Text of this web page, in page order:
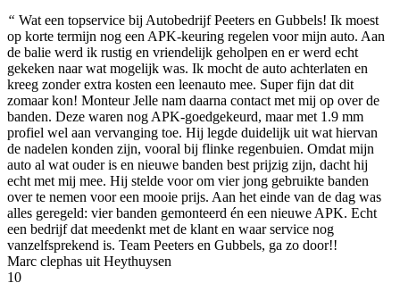
“ Wat een topservice bij Autobedrijf Peeters en Gubbels! Ik moest
op korte termijn nog een APK-keuring regelen voor mijn auto. Aan
de balie werd ik rustig en vriendelijk geholpen en er werd echt
gekeken naar wat mogelijk was. Ik mocht de auto achterlaten en
kreeg zonder extra kosten een leenauto mee. Super fijn dat dit
zomaar kon! Monteur Jelle nam daarna contact met mij op over de
banden. Deze waren nog APK-goedgekeurd, maar met 1.9 mm
profiel wel aan vervanging toe. Hij legde duidelijk uit wat hiervan
de nadelen konden zijn, vooral bij flinke regenbuien. Omdat mijn
auto al wat ouder is en nieuwe banden best prijzig zijn, dacht hij
echt met mij mee. Hij stelde voor om vier jong gebruikte banden
over te nemen voor een mooie prijs. Aan het einde van de dag was
alles geregeld: vier banden gemonteerd én een nieuwe APK. Echt
een bedrijf dat meedenkt met de klant en waar service nog
vanzelfsprekend is. Team Peeters en Gubbels, ga zo door!!
Marc clephas uit Heythuysen
10